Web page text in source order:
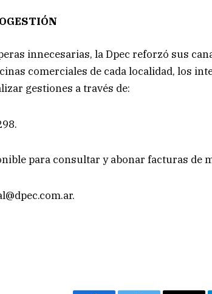
innecesarias, la Dpec reforzó sus
comerciales de cada localidad, los
gestiones a través de:
para consultar y abonar facturas de
.